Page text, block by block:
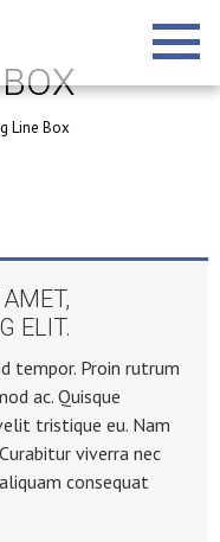
Line Box
ELIT.
tempor. Proin rutrum
ac. Quisque
tristique eu. Nam
viverra nec
consequat